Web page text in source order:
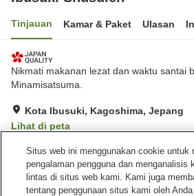
Tinjauan Kamar & Paket Ulasan
Nikmati makanan lezat dan waktu santai
Minamisatsuma.
Kota Ibusuki, Kagoshima, Jepang
Lihat di peta
Hebat Ulasan: 183
Fasilitas properti
Situs web ini menggunakan cookie untuk
pengalaman pengguna dan menganalisis
lintas di situs web kami. Kami juga
tentang penggunaan situs kami oleh